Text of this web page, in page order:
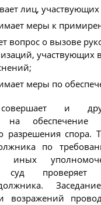
лиц, участвующих
меры к
вопрос о вызове
участвующих
меры по
и
на обеспечение
разрешения спора.
по
иных
суд проверяет
возражений